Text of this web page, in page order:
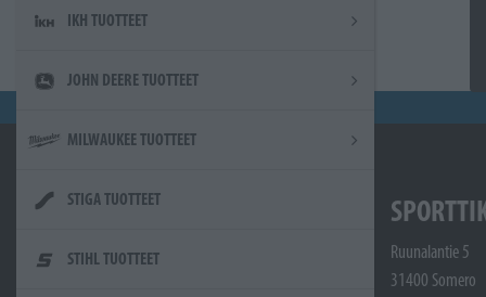
IKH TUOTTEET
JOHN DEERE TUOTTEET
MILWAUKEE TUOTTEET
STIGA TUOTTEET
STIHL TUOTTEET
Ruunalantie 5
31400 Somero